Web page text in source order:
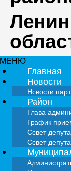
МЕНЮ
Главная
Новости
Новости
Район
Глава
График
Совет
Совет